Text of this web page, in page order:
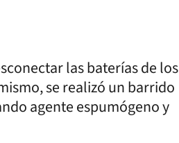
las baterías de los
se realizó un barrido
agente espumógeno y